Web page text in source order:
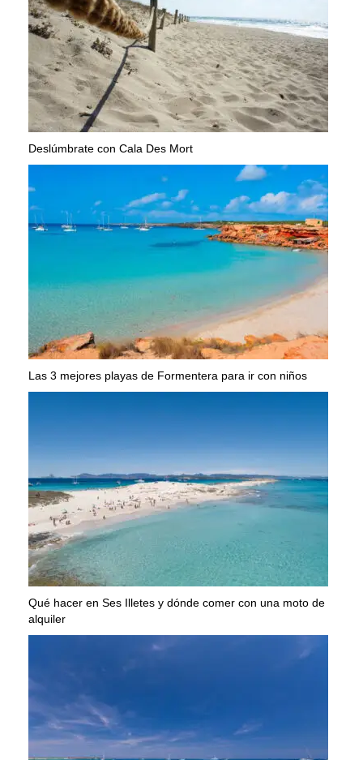
Deslúmbrate con Cala Des Mort
Las 3 mejores playas de Formentera para ir con niños
Qué hacer en Ses Illetes y dónde comer con una moto de
alquiler